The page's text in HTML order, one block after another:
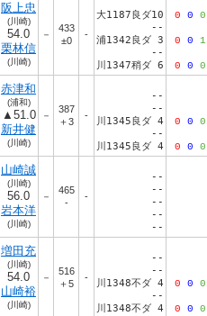
阪上忠
(川崎)
54.0
栗林信
(川崎)
－
433
±0
-
大1187良ダ10
--
浦1342良ダ 3
--
川1347稍ダ 6
0 0 0
0 0 1
0 0 0
赤津和
(浦和)
▲51.0
新井健
(川崎)
－
387
＋3
-
--
--
川1345良ダ 4
--
川1345良ダ 4
0 0 0
0 0 0
山崎誠
(川崎)
56.0
岩本洋
(川崎)
－
465
-
-
--
--
--
--
--
増田充
(川崎)
54.0
山崎裕
(川崎)
－
516
＋5
-
--
--
川1348不ダ 4
--
川1348不ダ 4
0 0 0
0 0 0